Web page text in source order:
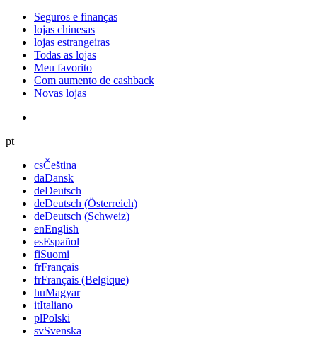
Seguros e finanças
lojas chinesas
lojas estrangeiras
Todas as lojas
Meu favorito
Com aumento de cashback
Novas lojas
pt
csČeština
daDansk
deDeutsch
deDeutsch (Österreich)
deDeutsch (Schweiz)
enEnglish
esEspañol
fiSuomi
frFrançais
frFrançais (Belgique)
huMagyar
itItaliano
plPolski
svSvenska